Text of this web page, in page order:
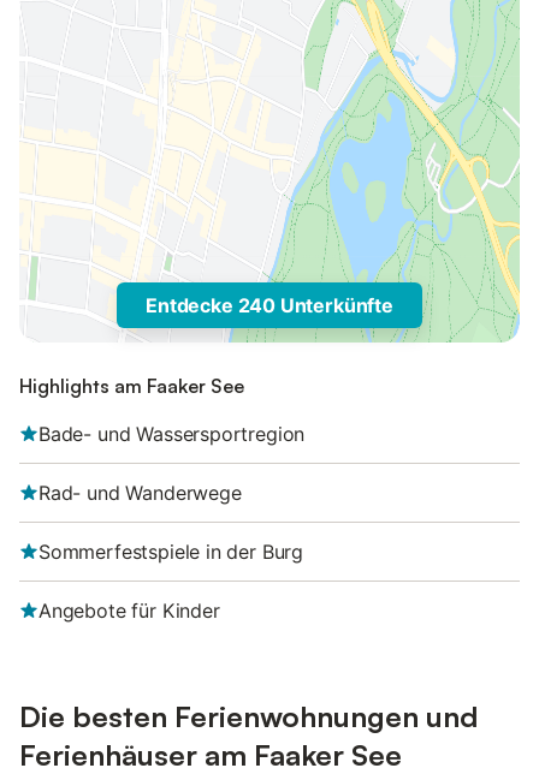
Entdecke 240 Unterkünfte
Highlights am Faaker See
Bade- und Wassersportregion
Rad- und Wanderwege
Sommerfestspiele in der Burg
Angebote für Kinder
Die besten Ferienwohnungen und
Ferienhäuser am Faaker See